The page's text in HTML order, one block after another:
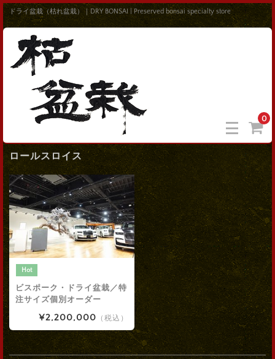
ドライ盆栽（枯れ盆栽）｜DRY BONSAI | Preserved bonsai specialty store
0
ロールスロイス
Hot
ビスポーク・ドライ盆栽／特
注サイズ個別オーダー
¥2,200,000 （税込）